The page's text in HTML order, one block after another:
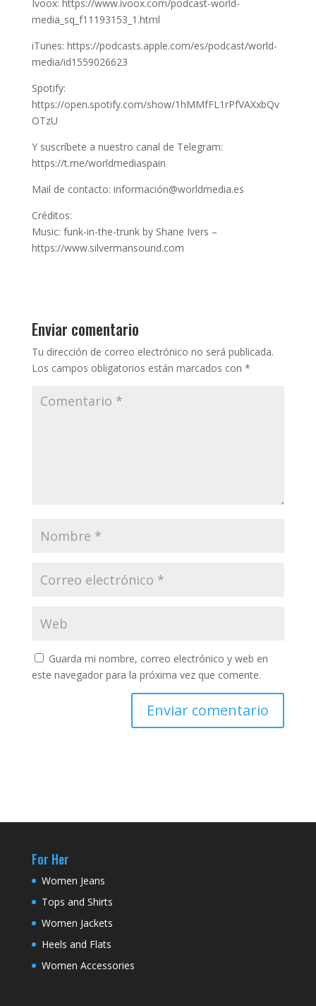
Ivoox: https://www.ivoox.com/podcast-world-
media_sq_f11193153_1.html
iTunes: https://podcasts.apple.com/es/podcast/world-
media/id1559026623
Spotify:
https://open.spotify.com/show/1hMMfFL1rPfVAXxbQv
OTzU
Y suscríbete a nuestro canal de Telegram:
https://t.me/worldmediaspain
Mail de contacto: información@worldmedia.es
Créditos:
Music: funk-in-the-trunk by Shane Ivers –
https://www.silvermansound.com
Enviar comentario
Tu dirección de correo electrónico no será publicada.
Los campos obligatorios están marcados con *
Guarda mi nombre, correo electrónico y web en
este navegador para la próxima vez que comente.
For Her
Women Jeans
Tops and Shirts
Women Jackets
Heels and Flats
Women Accessories